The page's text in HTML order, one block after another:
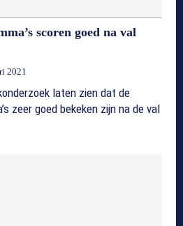
scoren goed na val
2021
laten zien dat de
zeer goed bekeken zijn na de val